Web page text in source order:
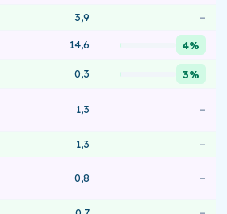
3,9 –
14,6 4%
0,3 3%
1,3 –
1,3
–
0,8 –